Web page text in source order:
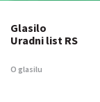
Glasilo
Uradni list RS
O glasilu